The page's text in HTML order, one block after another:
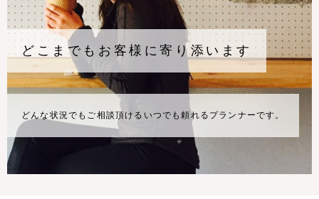
どこまでもお客様に寄り添います
どんな状況でもご相談頂けるいつでも頼れる プランナーです。